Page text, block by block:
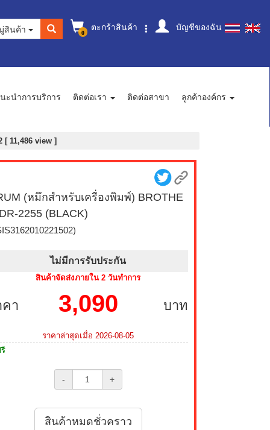
0 ตะกร้าสินค้า บัญชีของฉัน
สินค้า
ะนำการบริการ ติดต่อเรา ติดต่อสาขา ลูกค้าองค์กร
[ 11,486 view ]
(หมึกสำหรับเครื่องพิมพ์) BROTHE
2255 (BLACK)
ไม่มีการรับประกัน
สินค้าจัดส่งภายใน 2 วันทำการ
คา บาท
3,090
ราคาล่าสุดเมื่อ 2026-08-05
- +
สินค้าหมดชั่วคราว